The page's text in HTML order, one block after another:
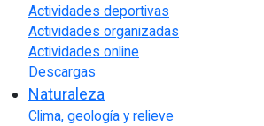
Actividades deportivas
Actividades organizadas
Actividades online
Descargas
Naturaleza
Clima, geología y relieve